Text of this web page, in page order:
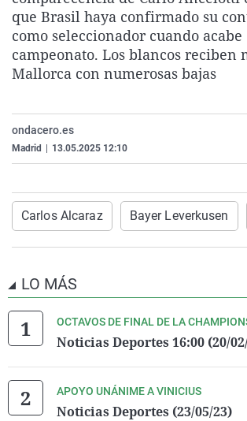
La
que Brasil haya confirmado su
como seleccionador cuando acabe
campeonato. Los blancos reciben
Mallorca con numerosas bajas
ondacero.es
Madrid 13.05.2025 12:10
Carlos Alcaraz Bayer Leverkusen
LO MÁS
OCTAVOS DE FINAL DE LA
Noticias Deportes 16:00 (20/
APOYO UNÁNIME A VINICIUS
Noticias Deportes (23/05/23)